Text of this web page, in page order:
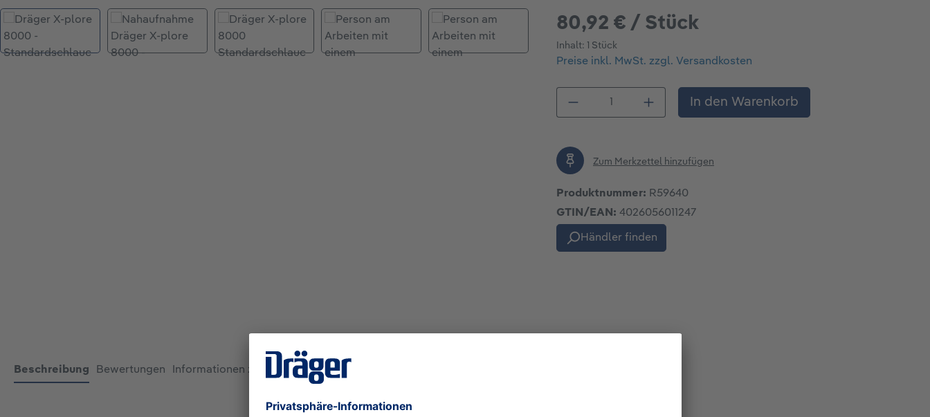
Bildergalerie überspringen 80,92 € / Stück
Inhalt: 1 Stück
Preise inkl. MwSt. zzgl. Versandkosten
Produkt Anzahl: Gib den gewünschten Wert
In den Warenkorb
Zum Merkzettel hinzufügen
Produktnummer: R59640
GTIN/EAN: 4026056011247
Händler finden
Beschreibung Bewertungen Informationen zur Produktsicherheit (GPSR)